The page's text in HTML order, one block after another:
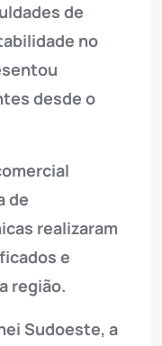
de
no
desde o
de
realizaram
e
região.
Sudoeste, a